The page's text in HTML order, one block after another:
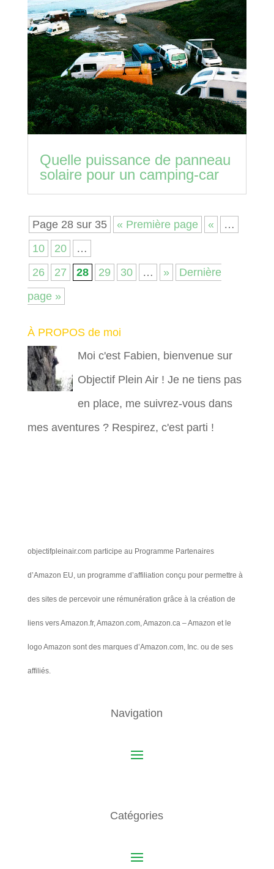
Quelle puissance de panneau
solaire pour un camping-car
Page 28 sur 35 « Première page «
…
10
20
…
26
27 28 29 30 … »
Dernière
page »
À PROPOS de moi
Moi c'est Fabien, bienvenue sur
Objectif Plein Air ! Je ne tiens pas
en place, me suivrez-vous dans
mes aventures ? Respirez, c'est parti !
objectifpleinair.com participe au Programme Partenaires
d’Amazon EU, un programme d’affiliation conçu pour permettre à
des sites de percevoir une rémunération grâce à la création de
liens vers Amazon.fr, Amazon.com, Amazon.ca – Amazon et le
logo Amazon sont des marques d’Amazon.com, Inc. ou de ses
affiliés.
Navigation
Catégories